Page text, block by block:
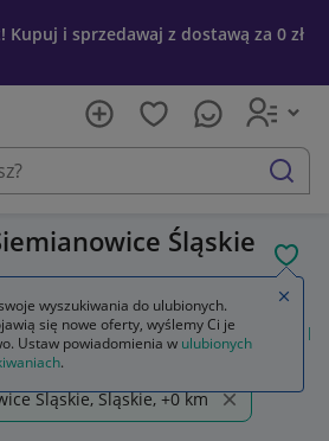
Kupuj i sprzedawaj z dostawą za 0 zł
szukaj
Śląskie
i usługi Przemysł Gastronomia
kosz na śmieci gastronomia buty
Śląskie, Śląskie, +0 km
wyszukiwania do ulubionych.
się nowe oferty, wyślemy Ci je
Ustaw powiadomienia w ulubionych
.